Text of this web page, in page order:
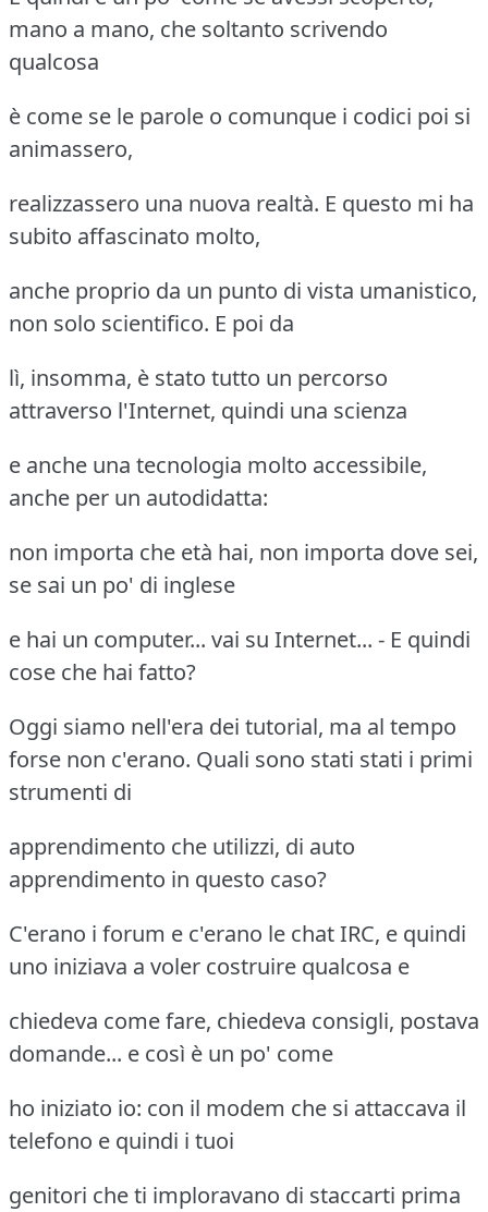
mano a mano, che soltanto scrivendo
qualcosa
è come se le parole o comunque i codici poi si
animassero,
realizzassero una nuova realtà. E questo mi ha
subito affascinato molto,
anche proprio da un punto di vista umanistico,
non solo scientifico. E poi da
lì, insomma, è stato tutto un percorso
attraverso l'Internet, quindi una scienza
e anche una tecnologia molto accessibile,
anche per un autodidatta:
non importa che età hai, non importa dove sei,
se sai un po' di inglese
e hai un computer... vai su Internet... - E quindi
cose che hai fatto?
Oggi siamo nell'era dei tutorial, ma al tempo
forse non c'erano. Quali sono stati stati i primi
strumenti di
apprendimento che utilizzi, di auto
apprendimento in questo caso?
C'erano i forum e c'erano le chat IRC, e quindi
uno iniziava a voler costruire qualcosa e
chiedeva come fare, chiedeva consigli, postava
domande... e così è un po' come
ho iniziato io: con il modem che si attaccava il
telefono e quindi i tuoi
genitori che ti imploravano di staccarti prima